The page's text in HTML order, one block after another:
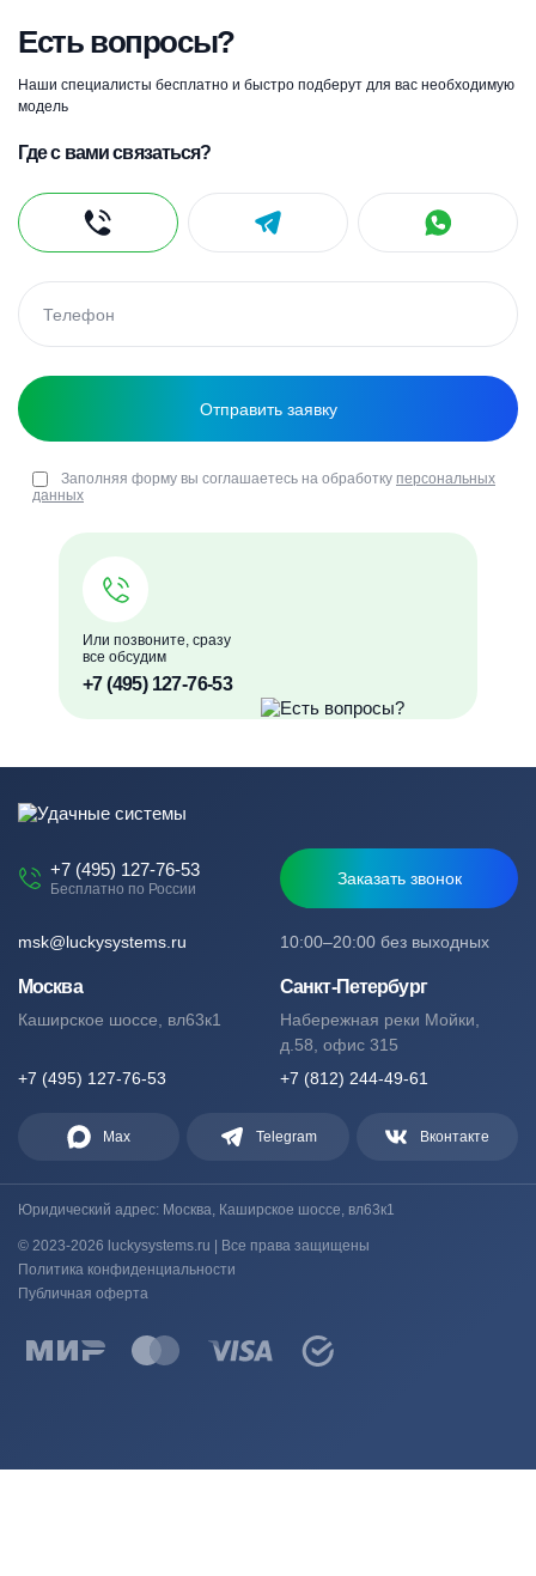
Есть вопросы?
Наши специалисты бесплатно и быстро подберут для вас необходимую
модель
Или позвоните, сразу
все обсудим
+7 (495) 127-76-53
Где с вами связаться?
Заполняя форму вы соглашаетесь на обработку персональных
данных
+7 (495) 127-76-53
Бесплатно по России
Заказать звонок
10:00–20:00 без выходных
msk@luckysystems.ru
Москва
Каширское шоссе, вл63к1
+7 (495) 127-76-53
Санкт-Петербург
Набережная реки Мойки,
д.58, офис 315
+7 (812) 244-49-61
Max Telegram Вконтакте
Юридический адрес: Москва, Каширское шоссе, вл63к1
© 2023-2026 luckysystems.ru | Все права защищены
Политика конфиденциальности
Публичная оферта